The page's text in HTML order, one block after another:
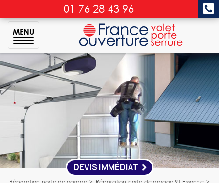
01 76 28 43 96
MENU
DEVIS IMMÉDIAT